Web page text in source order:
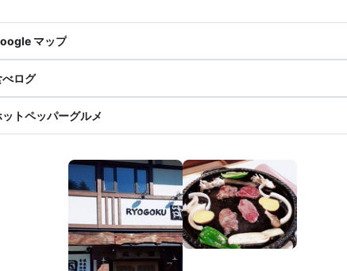
マップ
べログ
ットペッパーグルメ